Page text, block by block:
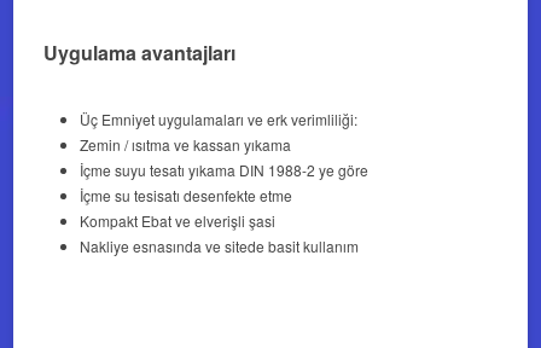
Uygulama avantajları
Üç Emniyet uygulamaları ve erk verimliliği:
Zemin / ısıtma ve kassan yıkama
İçme suyu tesatı yıkama DIN 1988-2 ye göre
İçme su tesisatı desenfekte etme
Kompakt Ebat ve elverişli şasi
Nakliye esnasında ve sitede basit kullanım